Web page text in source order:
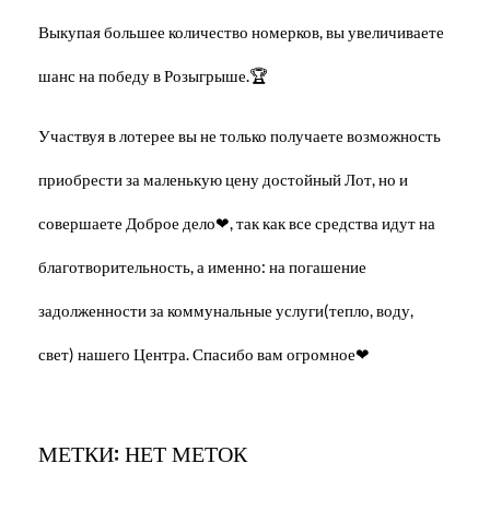
Выкупая большее количество номерков, вы увеличиваете
шанс на победу в Розыгрыше.🏆
Участвуя в лотерее вы не только получаете возможность
приобрести за маленькую цену достойный Лот, но и
совершаете Доброе дело❤, так как все средства идут на
благотворительность, а именно: на погашение
задолженности за коммунальные услуги(тепло, воду,
свет) нашего Центра. Спасибо вам огромное❤
МЕТКИ: НЕТ МЕТОК